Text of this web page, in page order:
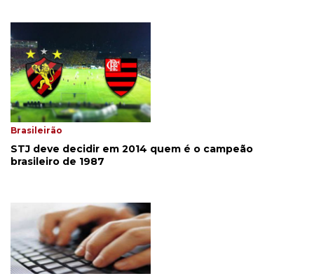
Brasileirão
STJ deve decidir em 2014 quem é o campeão
brasileiro de 1987